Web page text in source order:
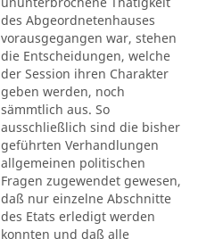
des Abgeordnetenhauses
vorausgegangen war, stehen
die Entscheidungen, welche
der Session ihren Charakter
geben werden, noch
sämmtlich aus. So
ausschließlich sind die bisher
geführten Verhandlungen
allgemeinen politischen
Fragen zugewendet gewesen,
daß nur einzelne Abschnitte
des Etats erledigt werden
konnten und daß alle